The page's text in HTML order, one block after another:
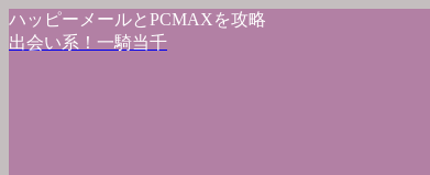
ハッピーメールとPCMAXを攻略
出会い系！一騎当千